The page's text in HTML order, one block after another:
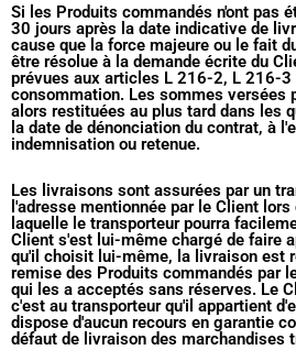
Si les Produits commandés n'ont pas
30 jours après la date indicative de
cause que la force majeure ou le fait
être résolue à la demande écrite du
prévues aux articles L 216-2, L 216-3
consommation. Les sommes versées
alors restituées au plus tard dans les
la date de dénonciation du contrat, à
indemnisation ou retenue.
Les livraisons sont assurées par un
l'adresse mentionnée par le Client
laquelle le transporteur pourra
Client s'est lui-même chargé de faire
qu'il choisit lui-même, la livraison est
remise des Produits commandés par
qui les a acceptés sans réserves. Le
c'est au transporteur qu'il appartient
dispose d'aucun recours en garantie
défaut de livraison des marchandises